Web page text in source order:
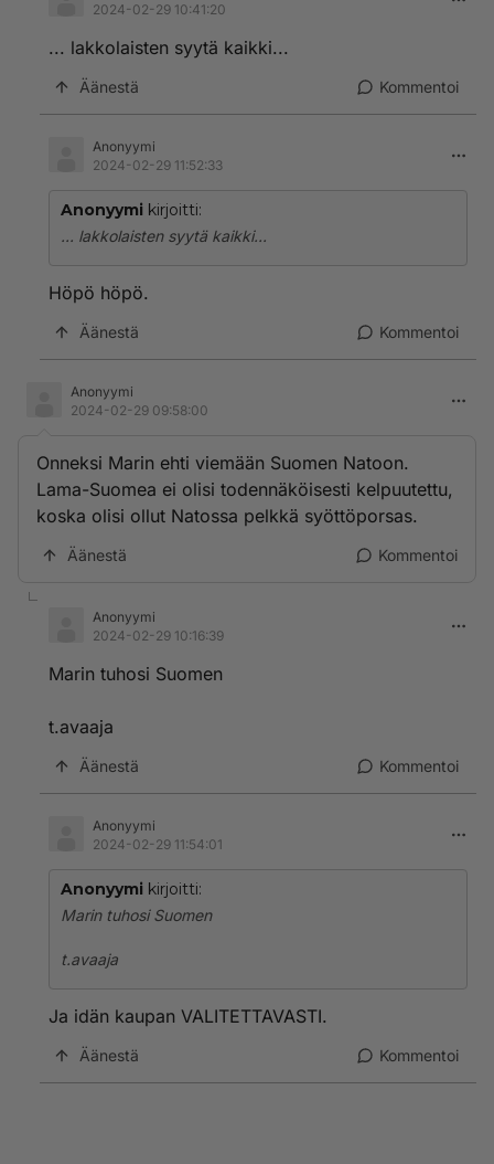
2024-02-29 10:41:20
... lakkolaisten syytä kaikki...
Äänestä Kommentoi
Anonyymi
2024-02-29 11:52:33
Anonyymi kirjoitti:
... lakkolaisten syytä kaikki...
Höpö höpö.
Äänestä Kommentoi
Anonyymi
2024-02-29 09:58:00
Onneksi Marin ehti viemään Suomen Natoon.
Lama-Suomea ei olisi todennäköisesti kelpuutettu,
koska olisi ollut Natossa pelkkä syöttöporsas.
Äänestä Kommentoi
Anonyymi
2024-02-29 10:16:39
Marin tuhosi Suomen
t.avaaja
Äänestä Kommentoi
Anonyymi
2024-02-29 11:54:01
Anonyymi kirjoitti:
Marin tuhosi Suomen
t.avaaja
Ja idän kaupan VALITETTAVASTI.
Äänestä Kommentoi